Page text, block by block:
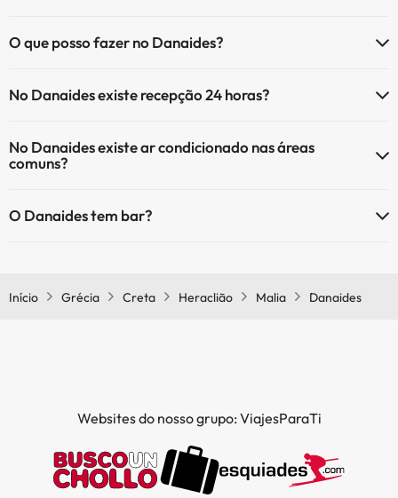
info sobre a piscina e outras facilidades.
O que posso fazer no Danaides?
pagas):
No Danaides existe recepção 24 horas?
No Danaides existe ar condicionado nas áreas
comuns?
O Danaides tem bar?
Início Grécia Creta Heraclião Malia Danaides
Websites do nosso grupo: ViajesParaTi